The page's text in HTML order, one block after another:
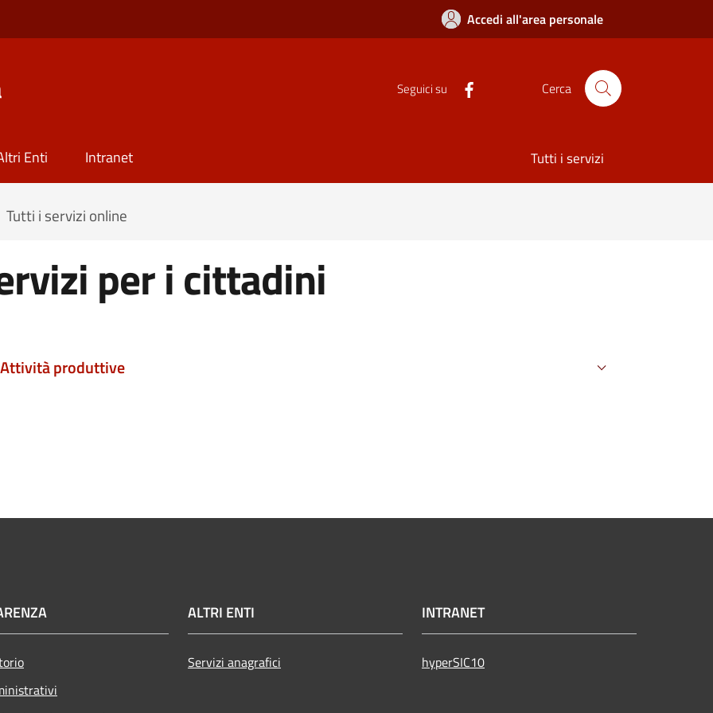
Accedi all'area personale
Seguici su Cerca
Enti Intranet Tutti i servizi
Tutti i servizi online
per i cittadini
Attività produttive
ALTRI ENTI
Servizi anagrafici
INTRANET
hyperSIC10